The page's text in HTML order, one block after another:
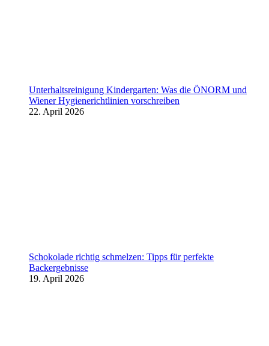
Unterhaltsreinigung Kindergarten: Was die ÖNORM und
Wiener Hygienerichtlinien vorschreiben
22. April 2026
Schokolade richtig schmelzen: Tipps für perfekte
Backergebnisse
19. April 2026